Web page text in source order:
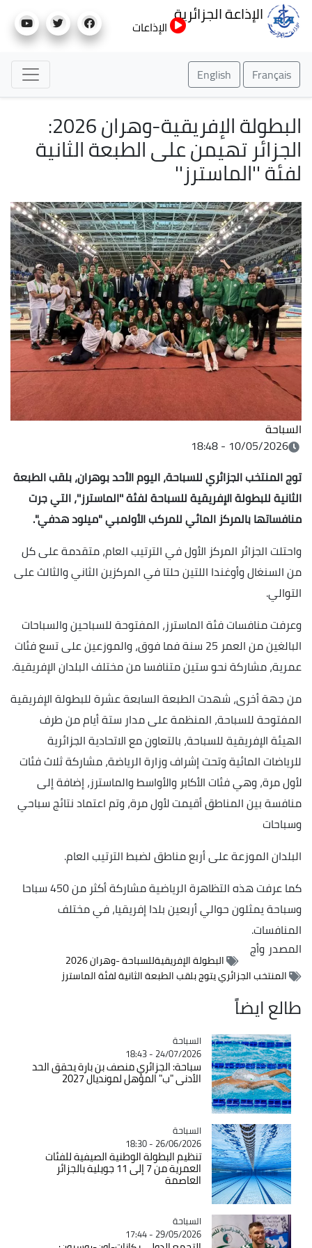
إلى
الإذاعة الجزائرية
الإذاعات
Français
English
البطولة الإفريقية-وهران 2026:
الجزائر تهيمن على الطبعة الثانية
لفئة ''الماسترز''
السباحة
10/05/2026 - 18:48
توج المنتخب الجزائري للسباحة، اليوم الأحد بوهران، بلقب الطبعة
الثانية للبطولة الإفريقية للسباحة لفئة ''الماسترز''، التي جرت
منافساتها بالمركز المائي للمركب الأولمبي "ميلود هدفي".
واحتلت الجزائر المركز الأول في الترتيب العام، متقدمة على كل
من السنغال وأوغندا اللتين حلتا في المركزين الثاني والثالث على
التوالي.
وعرفت منافسات فئة الماسترز، المفتوحة للسباحين والسباحات
البالغين من العمر 25 سنة فما فوق، والموزعين على تسع فئات
عمرية، مشاركة نحو ستين متنافسا من مختلف البلدان الإفريقية.
من جهة أخرى، شهدت الطبعة السابعة عشرة للبطولة الإفريقية
المفتوحة للسباحة، المنظمة على مدار ستة أيام من طرف
الهيئة الإفريقية للسباحة، بالتعاون مع الاتحادية الجزائرية
للرياضات المائية وتحت إشراف وزارة الرياضة، مشاركة ثلاث فئات
لأول مرة، وهي فئات الأكابر والأواسط والماسترز، إضافة إلى
منافسة بين المناطق أقيمت لأول مرة، وتم اعتماد نتائج سباحي
وسباحات
البلدان الموزعة على أربع مناطق لضبط الترتيب العام.
كما عرفت هذه التظاهرة الرياضية مشاركة أكثر من 450 سباحا
وسباحة يمثلون حوالي أربعين بلدا إفريقيا، في مختلف
المنافسات.
المصدروأج
البطولة الإفريقيةللسباحة -وهران 2026
المنتخب الجزائري يتوج بلقب الطبعة الثانية لفئة الماسترز
طالع ايضاً
Catégorie
السباحة
24/07/2026 - 18:43
سباحة: الجزائري منصف بن بارة يحقق الحد
الأدنى "ب" المؤهل لمونديال 2027
Catégorie
السباحة
26/06/2026 - 18:30
تنظيم البطولة الوطنية الصيفية للفئات
العمرية من 7 إلى 11 جويلية بالجزائر
العاصمة
Catégorie
السباحة
29/05/2026 - 17:44